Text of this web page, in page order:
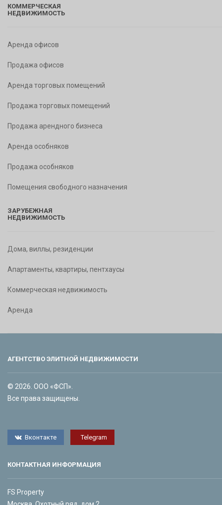
КОММЕРЧЕСКАЯ
НЕДВИЖИМОСТЬ
Аренда офисов
Продажа офисов
Аренда торговых помещений
Продажа торговых помещений
Продажа арендного бизнеса
Аренда особняков
Продажа особняков
Помещения свободного назначения
ЗАРУБЕЖНАЯ
НЕДВИЖИМОСТЬ
Дома, виллы, резиденции
Апартаменты, квартиры, пентхаусы
Коммерческая недвижимость
Аренда
АГЕНТСТВО ЭЛИТНОЙ НЕДВИЖИМОСТИ
© 2026. ООО «ФСП».
Все права защищены.
Вконтакте Telegram
КОНТАКТНАЯ ИНФОРМАЦИЯ
FS Property